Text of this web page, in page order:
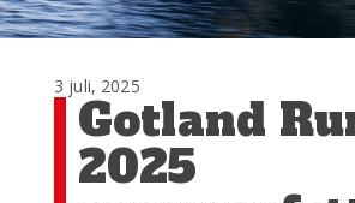
3 juli, 2025
Gotland
2025